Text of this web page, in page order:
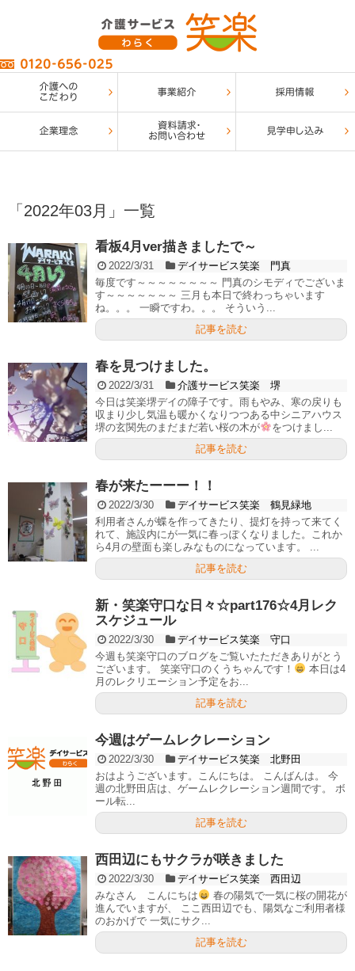
「 2022年03月 」 一覧
看板4月ver描きましたで～
2022/3/31
デイサービス笑楽 門真
毎度です～～～～～～～～ 門真のシモディでございま
す～～～～～～～ 三月も本日で終わっちゃいます
ね。。。 一瞬ですわ。。。 そういう...
記事を読む
春を見つけました。
2022/3/31
介護サービス笑楽 堺
今日は笑楽堺デイの障子です。雨もやみ、寒の戻りも
収まり少し気温も暖かくなりつつある中シニアハウス
堺の玄関先のまだまだ若い桜の木が
をつけまし...
記事を読む
春が来たーーー！！
2022/3/30
デイサービス笑楽 鶴見緑地
利用者さんが蝶を作ってきたり、提灯を持って来てく
れて、施設内にが一気に春っぽくなりました。これか
ら4月の壁面も楽しみなものになっています。 ...
記事を読む
新・笑楽守口な日々☆part176☆4月レク
スケジュール
2022/3/30
デイサービス笑楽 守口
今週も笑楽守口のブログをご覧いたただきありがとう
ございます。 笑楽守口のくうちゃんです！
本日は4
月のレクリエーション予定をお...
記事を読む
今週はゲームレクレーション
2022/3/30
デイサービス笑楽 北野田
おはようございます。こんにちは。 こんばんは。 今
週の北野田店は、ゲームレクレーション週間です。 ボ
ール転...
記事を読む
西田辺にもサクラが咲きました
2022/3/30
デイサービス笑楽 西田辺
みなさん こんにちは
春の陽気で一気に桜の開花が
進んでいますが、 ここ西田辺でも、陽気なご利用者様
のおかげで 一気にサク...
記事を読む